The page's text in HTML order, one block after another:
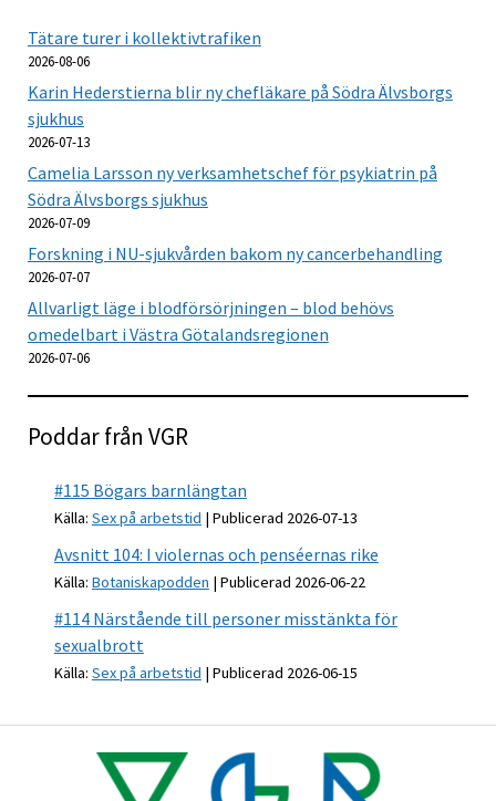
Tätare turer i kollektivtrafiken
2026-08-06
Karin Hederstierna blir ny chefläkare på Södra Älvsborgs
sjukhus
2026-07-13
Camelia Larsson ny verksamhetschef för psykiatrin på
Södra Älvsborgs sjukhus
2026-07-09
Forskning i NU-sjukvården bakom ny cancerbehandling
2026-07-07
Allvarligt läge i blodförsörjningen – blod behövs
omedelbart i Västra Götalandsregionen
2026-07-06
Poddar från VGR
#115 Bögars barnlängtan
Källa: Sex på arbetstid Publicerad 2026-07-13
Avsnitt 104: I violernas och penséernas rike
Källa: Botaniskapodden Publicerad 2026-06-22
#114 Närstående till personer misstänkta för
sexualbrott
Källa: Sex på arbetstid Publicerad 2026-06-15